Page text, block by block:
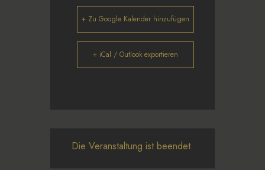
+ Zu Google Kalender hinzufügen
+ iCal / Outlook exportieren
Die Veranstaltung ist beendet.